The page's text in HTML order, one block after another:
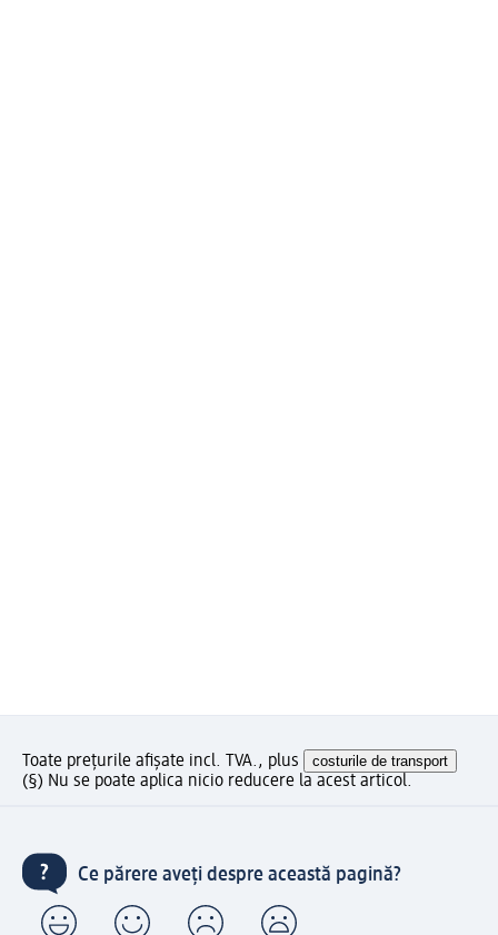
Toate prețurile afișate incl. TVA., plus costurile de transport
(§) Nu se poate aplica nicio reducere la acest articol.
Ce părere aveți despre această pagină?